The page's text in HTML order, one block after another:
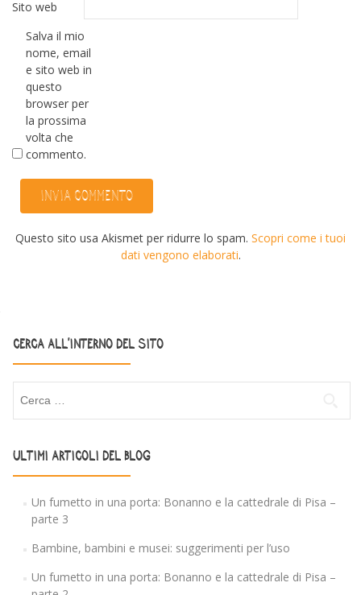
Sito web
Salva il mio
nome, email
e sito web in
questo
browser per
la prossima
volta che
commento.
Questo sito usa Akismet per ridurre lo spam. Scopri come i tuoi
dati vengono elaborati.
CERCA ALL’INTERNO DEL SITO
ULTIMI ARTICOLI DEL BLOG
Un fumetto in una porta: Bonanno e la cattedrale di Pisa –
parte 3
Bambine, bambini e musei: suggerimenti per l’uso
Un fumetto in una porta: Bonanno e la cattedrale di Pisa –